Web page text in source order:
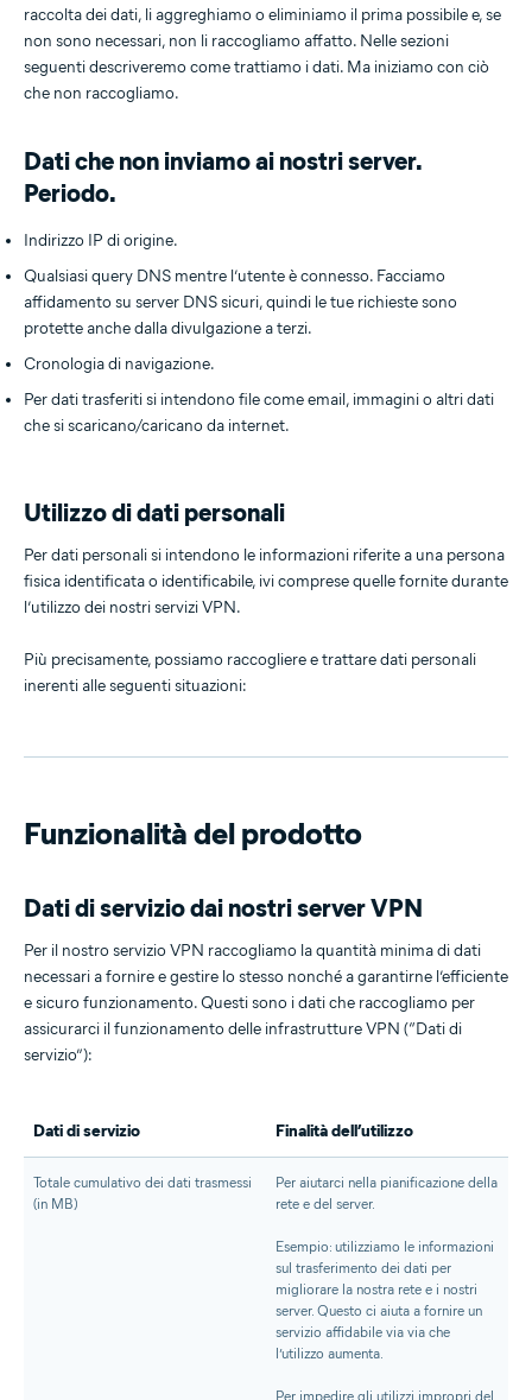
raccolta dei dati, li aggreghiamo o eliminiamo il prima possibile e, se
non sono necessari, non li raccogliamo affatto. Nelle sezioni
seguenti descriveremo come trattiamo i dati. Ma iniziamo con ciò
che non raccogliamo.
Dati che non inviamo ai nostri server.
Periodo.
Indirizzo IP di origine.
Qualsiasi query DNS mentre l’utente è connesso. Facciamo
affidamento su server DNS sicuri, quindi le tue richieste sono
protette anche dalla divulgazione a terzi.
Cronologia di navigazione.
Per dati trasferiti si intendono file come email, immagini o altri dati
che si scaricano/caricano da internet.
Utilizzo di dati personali
Per dati personali si intendono le informazioni riferite a una persona
fisica identificata o identificabile, ivi comprese quelle fornite durante
l’utilizzo dei nostri servizi VPN.
Più precisamente, possiamo raccogliere e trattare dati personali
inerenti alle seguenti situazioni:
Funzionalità del prodotto
Dati di servizio dai nostri server VPN
Per il nostro servizio VPN raccogliamo la quantità minima di dati
necessari a fornire e gestire lo stesso nonché a garantirne l’efficiente
e sicuro funzionamento. Questi sono i dati che raccogliamo per
assicurarci il funzionamento delle infrastrutture VPN (“Dati di
servizio”):
Dati di servizio Finalità dell’utilizzo
Totale cumulativo dei dati trasmessi
(in MB)
Per aiutarci nella pianificazione della
rete e del server.
Esempio: utilizziamo le informazioni
sul trasferimento dei dati per
migliorare la nostra rete e i nostri
server. Questo ci aiuta a fornire un
servizio affidabile via via che
l’utilizzo aumenta.
Per impedire gli utilizzi impropri del